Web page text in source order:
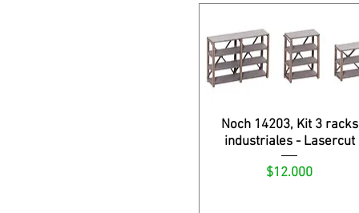
Noch 14203, Kit 3 racks
industriales - Lasercut
Precio
$12.000